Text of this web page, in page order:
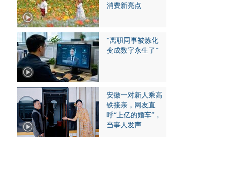
消费新亮点
“离职同事被炼化
变成数字永生了”
安徽一对新人乘高
铁接亲，网友直
呼“上亿的婚车”，
当事人发声